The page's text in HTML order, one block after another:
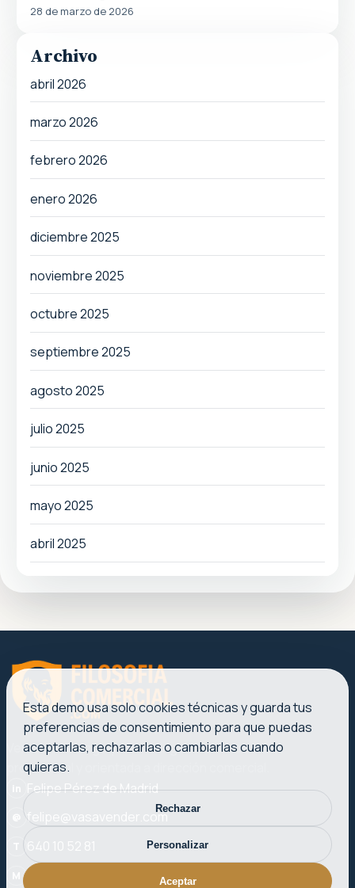
28 de marzo de 2026
Archivo
abril 2026
marzo 2026
febrero 2026
enero 2026
diciembre 2025
noviembre 2025
octubre 2025
septiembre 2025
agosto 2025
julio 2025
junio 2025
mayo 2025
abril 2025
Ventas, liderazgo y marketing con una voz clara,
profesional y orientada a dirección comercial.
Felipe Pérez de Madrid
felipe@vasavender.com
Plaza del Ayuntamiento, 27-3. 46002 Valencia
Esta demo usa solo cookies técnicas y guarda tus
preferencias de consentimiento para que puedas
aceptarlas, rechazarlas o cambiarlas cuando
quieras.
Rechazar
Personalizar
Aceptar